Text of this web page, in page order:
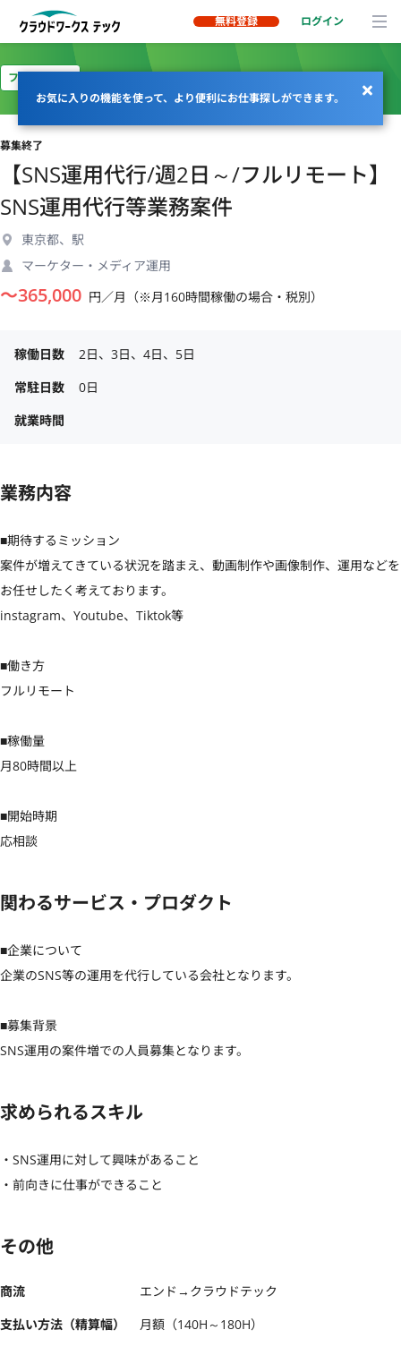
無料登録 ログイン
お気に入りの機能を使って、より便利にお仕事探しができます。
フルリモート
募集終了
【SNS運用代行/週2日～/フルリモート】
SNS運用代行等業務案件
東京都、駅
マーケター・メディア運用
〜365,000 円／月（※月160時間稼働の場合・税別）
稼働日数
2日、3日、4日、5日
常駐日数
0日
就業時間
業務内容
■期待するミッション
案件が増えてきている状況を踏まえ、動画制作や画像制作、運用などを
お任せしたく考えております。
instagram、Youtube、Tiktok等
■働き方
フルリモート
■稼働量
月80時間以上
■開始時期
応相談
関わるサービス・プロダクト
■企業について
企業のSNS等の運用を代行している会社となります。
■募集背景
SNS運用の案件増での人員募集となります。
求められるスキル
・SNS運用に対して興味があること
・前向きに仕事ができること
その他
商流
エンド→クラウドテック
支払い方法（精算幅）
月額（140H～180H）